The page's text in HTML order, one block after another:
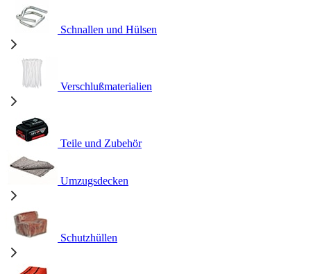
Schnallen und Hülsen
Verschlußmaterialien
Teile und Zubehör
Umzugsdecken
Schutzhüllen